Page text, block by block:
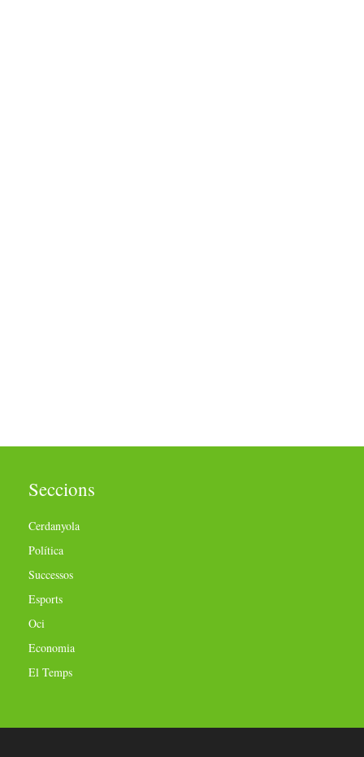
Seccions
Cerdanyola
Política
Successos
Esports
Oci
Economia
El Temps